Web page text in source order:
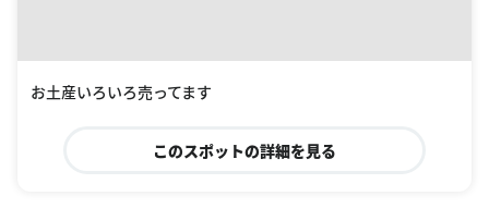
お土産いろいろ売ってます
このスポットの詳細を見る